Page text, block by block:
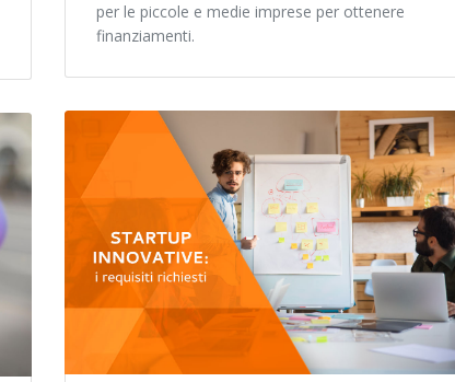
per le piccole e medie imprese per ottenere
finanziamenti.